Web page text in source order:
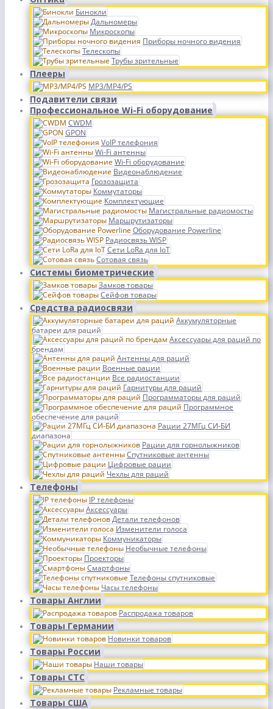
Бинокли
Дальномеры
Микроскопы
Приборы ночного видения
Телескопы
Трубы зрительные
Плееры
MP3/MP4/PS
Подавители связи
Профессиональное Wi-Fi оборудование
CWDM
GPON
VoIP телефония
Wi-Fi антенны
Wi-Fi оборудование
Видеонаблюдение
Грозозащита
Коммутаторы
Комплектующие
Магистральные радиомосты
Маршрутизаторы
Оборудование Powerline
Радиосвязь WISP
Сети LoRa для IoT
Сотовая связь
Системы биометрические
Замков товары
Сейфов товары
Средства радиосвязи
Аккумуляторные
батареи для раций
Аксессуары для раций по
брендам
Антенны для раций
Военные рации
Все радиостанции
Гарнитуры для раций
Программаторы для раций
Программное
обеспечение для раций
Рации 27МГц СИ-БИ
диапазона
Рации для горнолыжников
Спутниковые антенны
Цифровые рации
Чехлы для раций
Телефоны
IP телефоны
Аксессуары
Детали телефонов
Изменители голоса
Коммуникаторы
Необычные телефоны
Проекторы
Смартфоны
Телефоны спутниковые
Часы телефоны
Товары Англии
Распродажа товаров
Товары Германии
Новинки товаров
Товары России
Наши товары
Товары СТС
Рекламные товары
Товары США